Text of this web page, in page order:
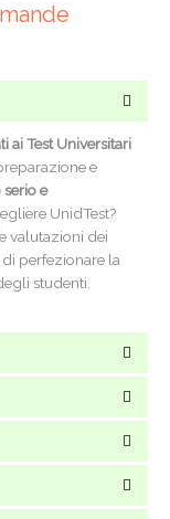
ai Test Universitari
e
e
UnidTest?
valutazioni dei
perfezionare la
studenti.